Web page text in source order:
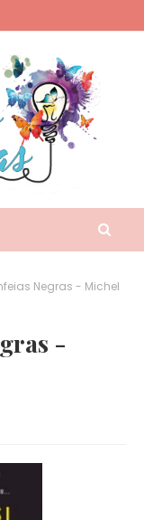
Negras - Michel
-